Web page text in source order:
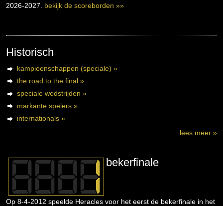
2026-2027. bekijk de scoreborden »»
Historisch
kampioenschappen (speciale) »
the road to the final »
speciale wedstrijden »
markante spelers »
internationals »
lees meer »
bekerfinale
Op 8-4-2012 speelde Heracles voor het eerst de bekerfinale in het